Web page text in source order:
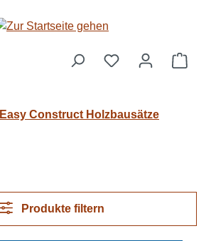
Easy Construct Holzbausätze
Produkte filtern